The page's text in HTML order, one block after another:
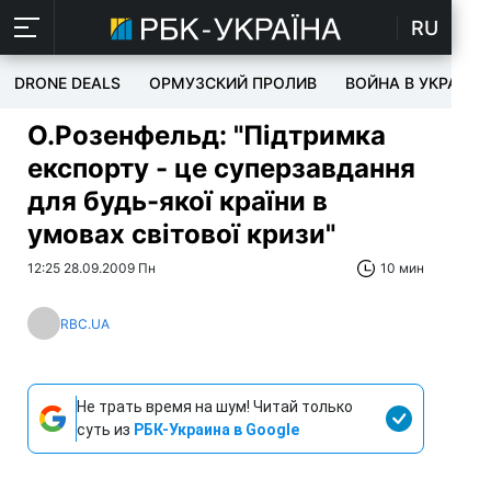
RU
DRONE DEALS ОРМУЗСКИЙ ПРОЛИВ ВОЙНА В УКРАИНЕ
О.Розенфельд: "Підтримка
експорту - це суперзавдання
для будь-якої країни в
умовах світової кризи"
12:25 28.09.2009 Пн 10 мин
RBC.UA
Не трать время на шум! Читай только
суть из РБК-Украина в Google